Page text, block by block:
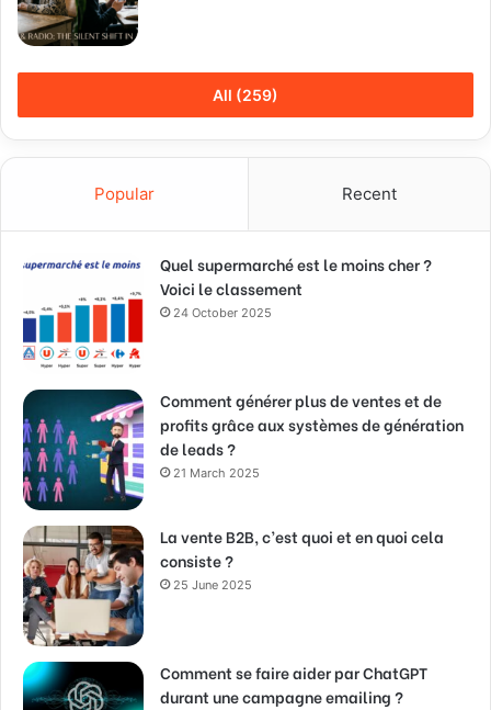
All (259)
Popular Recent
Quel supermarché est le moins cher ?
Voici le classement
24 October 2025
Comment générer plus de ventes et de
profits grâce aux systèmes de génération
de leads ?
21 March 2025
La vente B2B, c’est quoi et en quoi cela
consiste ?
25 June 2025
Comment se faire aider par ChatGPT
durant une campagne emailing ?